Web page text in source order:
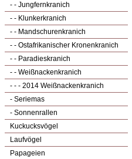
- - Jungfernkranich
- - Klunkerkranich
- - Mandschurenkranich
- - Ostafrikanischer Kronenkranich
- - Paradieskranich
- - Weißnackenkranich
- - - 2014 Weißnackenkranich
- Seriemas
- Sonnenrallen
Kuckucksvögel
Laufvögel
Papageien